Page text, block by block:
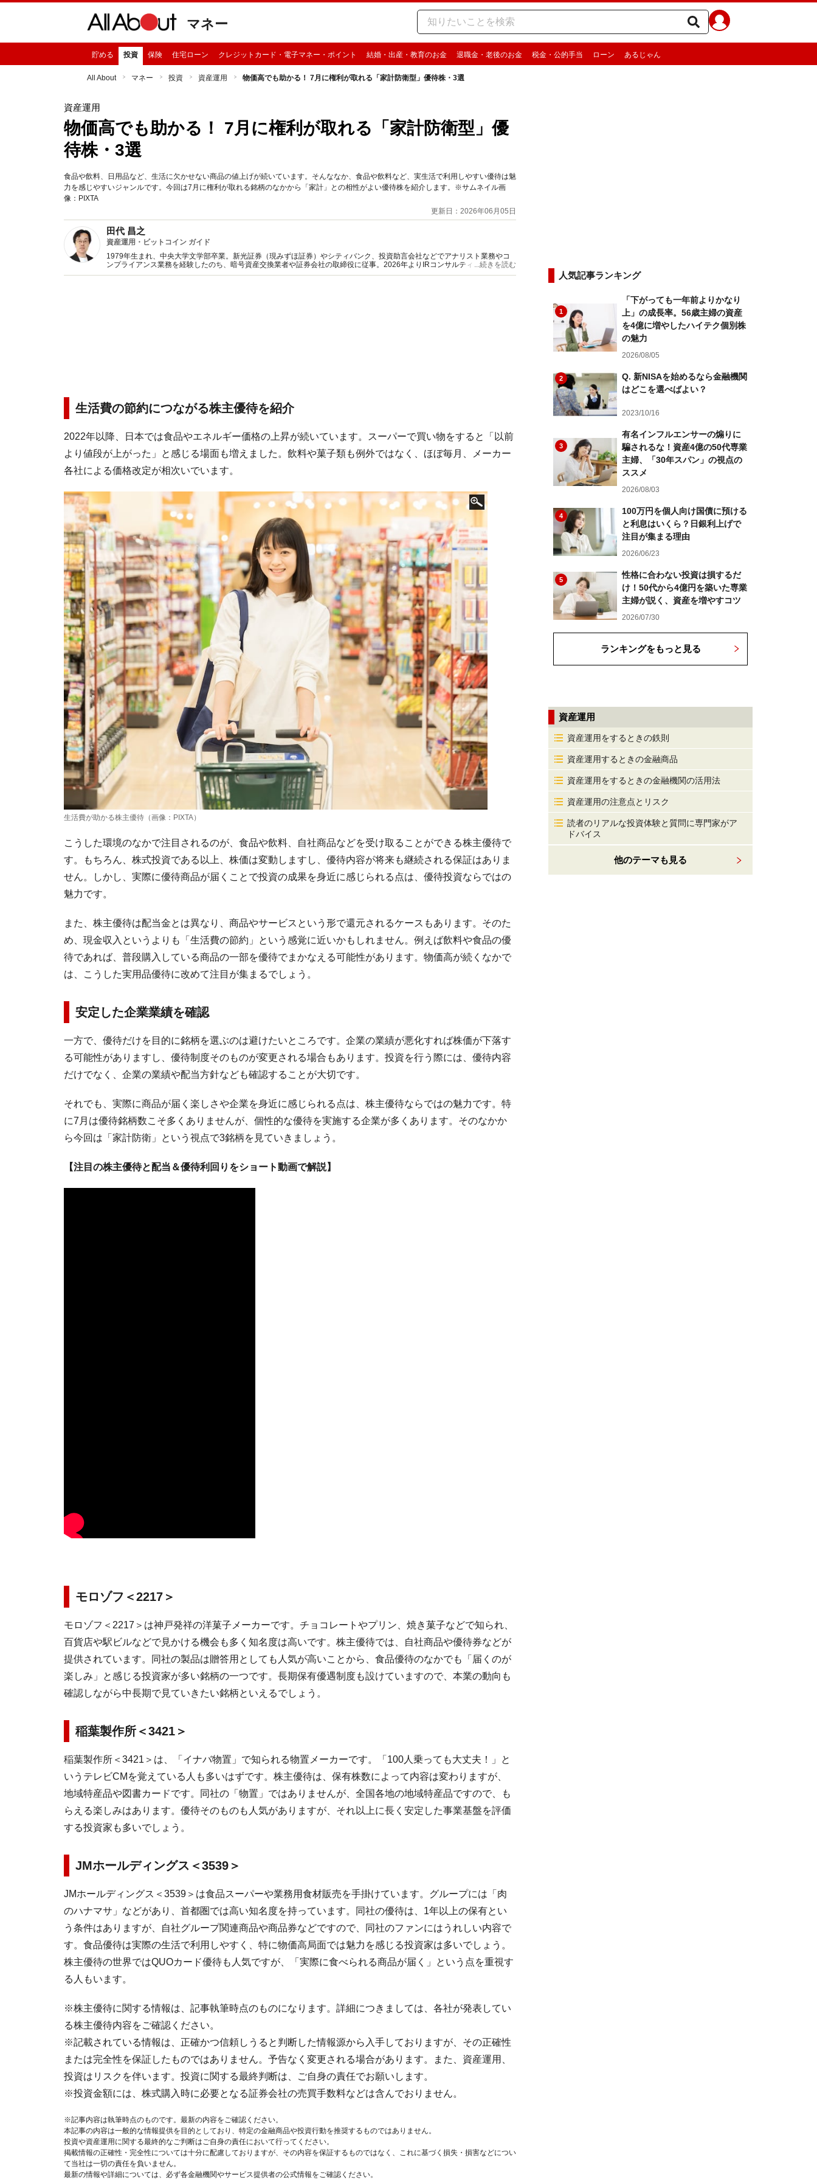
マネー
貯める 投資 保険 住宅ローン クレジットカード・電子マネー・ポイント 結婚・出産・教育のお金 退職金・老後のお金 税金・公的手当 ローン あるじゃん
All About マネー 投資 資産運用 物価高でも助かる！ 7月に権利が取れる「家計防衛型」優待株・3選
資産運用
物価高でも助かる！ 7月に権利が取れる「家計防衛型」優
待株・3選
食品や飲料、日用品など、生活に欠かせない商品の値上げが続いています。そんななか、食品や飲料など、実生活で利用しやすい優待は魅
力を感じやすいジャンルです。今回は7月に権利が取れる銘柄のなかから「家計」との相性がよい優待株を紹介します。※サムネイル画
像：PIXTA
更新日：2026年06月05日
田代 昌之
資産運用・ビットコイン ガイド
1979年生まれ、中央大学文学部卒業。新光証券（現みずほ証券）やシティバンク、投資助言会社などでアナリスト業務やコ
ンプライアンス業務を経験したのち、暗号資産交換業者や証券会社の取締役に従事。2026年よりIRコンサルティングを手掛
けるU's企画に参画。
...続きを読む
生活費の節約につながる株主優待を紹介
2022年以降、日本では食品やエネルギー価格の上昇が続いています。スーパーで買い物をすると「以前
より値段が上がった」と感じる場面も増えました。飲料や菓子類も例外ではなく、ほぼ毎月、メーカー
各社による価格改定が相次いでいます。
生活費が助かる株主優待（画像：PIXTA）
こうした環境のなかで注目されるのが、食品や飲料、自社商品などを受け取ることができる株主優待で
す。もちろん、株式投資である以上、株価は変動しますし、優待内容が将来も継続される保証はありま
せん。しかし、実際に優待商品が届くことで投資の成果を身近に感じられる点は、優待投資ならではの
魅力です。
また、株主優待は配当金とは異なり、商品やサービスという形で還元されるケースもあります。そのた
め、現金収入というよりも「生活費の節約」という感覚に近いかもしれません。例えば飲料や食品の優
待であれば、普段購入している商品の一部を優待でまかなえる可能性があります。物価高が続くなかで
は、こうした実用品優待に改めて注目が集まるでしょう。
安定した企業業績を確認
一方で、優待だけを目的に銘柄を選ぶのは避けたいところです。企業の業績が悪化すれば株価が下落す
る可能性がありますし、優待制度そのものが変更される場合もあります。投資を行う際には、優待内容
だけでなく、企業の業績や配当方針なども確認することが大切です。
それでも、実際に商品が届く楽しさや企業を身近に感じられる点は、株主優待ならではの魅力です。特
に7月は優待銘柄数こそ多くありませんが、個性的な優待を実施する企業が多くあります。そのなかか
ら今回は「家計防衛」という視点で3銘柄を見ていきましょう。
【注目の株主優待と配当＆優待利回りをショート動画で解説】
モロゾフ＜2217＞
モロゾフ＜2217＞は神戸発祥の洋菓子メーカーです。チョコレートやプリン、焼き菓子などで知られ、
百貨店や駅ビルなどで見かける機会も多く知名度は高いです。株主優待では、自社商品や優待券などが
提供されています。同社の製品は贈答用としても人気が高いことから、食品優待のなかでも「届くのが
楽しみ」と感じる投資家が多い銘柄の一つです。長期保有優遇制度も設けていますので、本業の動向も
確認しながら中長期で見ていきたい銘柄といえるでしょう。
稲葉製作所＜3421＞
稲葉製作所＜3421＞は、「イナバ物置」で知られる物置メーカーです。「100人乗っても大丈夫！」と
いうテレビCMを覚えている人も多いはずです。株主優待は、保有株数によって内容は変わりますが、
地域特産品や図書カードです。同社の「物置」ではありませんが、全国各地の地域特産品ですので、も
らえる楽しみはあります。優待そのものも人気がありますが、それ以上に長く安定した事業基盤を評価
する投資家も多いでしょう。
JMホールディングス＜3539＞
JMホールディングス＜3539＞は食品スーパーや業務用食材販売を手掛けています。グループには「肉
のハナマサ」などがあり、首都圏では高い知名度を持っています。同社の優待は、1年以上の保有とい
う条件はありますが、自社グループ関連商品や商品券などですので、同社のファンにはうれしい内容で
す。食品優待は実際の生活で利用しやすく、特に物価高局面では魅力を感じる投資家は多いでしょう。
株主優待の世界ではQUOカード優待も人気ですが、「実際に食べられる商品が届く」という点を重視す
る人もいます。
※株主優待に関する情報は、記事執筆時点のものになります。詳細につきましては、各社が発表してい
る株主優待内容をご確認ください。
※記載されている情報は、正確かつ信頼しうると判断した情報源から入手しておりますが、その正確性
または完全性を保証したものではありません。予告なく変更される場合があります。また、資産運用、
投資はリスクを伴います。投資に関する最終判断は、ご自身の責任でお願いします。
※投資金額には、株式購入時に必要となる証券会社の売買手数料などは含んでおりません。
※記事内容は執筆時点のものです。最新の内容をご確認ください。
本記事の内容は一般的な情報提供を目的としており、特定の金融商品や投資行動を推奨するものではありません。
投資や資産運用に関する最終的なご判断はご自身の責任において行ってください。
掲載情報の正確性・完全性については十分に配慮しておりますが、その内容を保証するものではなく、これに基づく損失・損害などについ
て当社は一切の責任を負いません。
最新の情報や詳細については、必ず各金融機関やサービス提供者の公式情報をご確認ください。
人気記事ランキング
1
「下がっても一年前よりかなり
上」の成長率。56歳主婦の資産
を4億に増やしたハイテク個別株
の魅力
2026/08/05
2
Q. 新NISAを始めるなら金融機関
はどこを選べばよい？
2023/10/16
3
有名インフルエンサーの煽りに
騙されるな！資産4億の50代専業
主婦、「30年スパン」の視点の
ススメ
2026/08/03
4
100万円を個人向け国債に預ける
と利息はいくら？日銀利上げで
注目が集まる理由
2026/06/23
5
性格に合わない投資は損するだ
け！50代から4億円を築いた専業
主婦が説く、資産を増やすコツ
2026/07/30
ランキングをもっと見る
資産運用
資産運用をするときの鉄則
資産運用するときの金融商品
資産運用をするときの金融機関の活用法
資産運用の注意点とリスク
読者のリアルな投資体験と質問に専門家がア
ドバイス
他のテーマも見る